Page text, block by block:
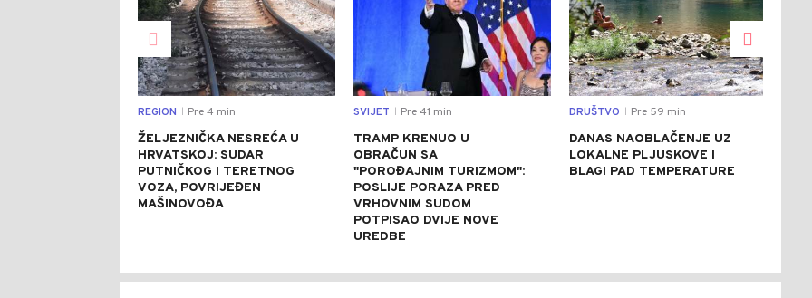
REGION Pre 4 min
ŽELJEZNIČKA NESREĆA U
HRVATSKOJ: SUDAR
PUTNIČKOG I TERETNOG
VOZA, POVRIJEĐEN
MAŠINOVOĐA
SVIJET Pre 41 min
TRAMP KRENUO U
OBRAČUN SA
"POROĐAJNIM TURIZMOM":
POSLIJE PORAZA PRED
VRHOVNIM SUDOM
POTPISAO DVIJE NOVE
UREDBE
DRUŠTVO Pre 59 min
DANAS NAOBLAČENJE UZ
LOKALNE PLJUSKOVE I
BLAGI PAD TEMPERATURE